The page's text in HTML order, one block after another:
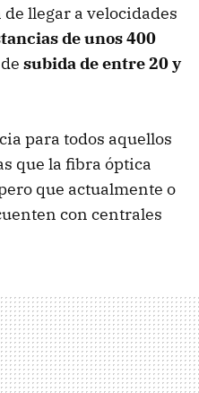
llegar a velocidades
de unos 400
subida de entre 20 y
para todos aquellos
que la fibra óptica
que actualmente o
con centrales